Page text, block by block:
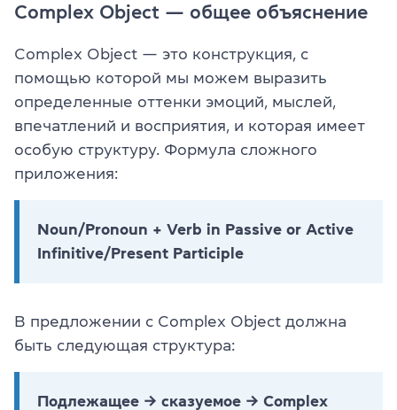
Complex Object — общее объяснение
Complex Object — это конструкция, с
помощью которой мы можем выразить
определенные оттенки эмоций, мыслей,
впечатлений и восприятия, и которая имеет
особую структуру. Формула сложного
приложения:
Noun/Pronoun + Verb in Passive or Active
Infinitive/Present Participle
В предложении с Complex Object должна
быть следующая структура:
Подлежащее → сказуемое → Complex